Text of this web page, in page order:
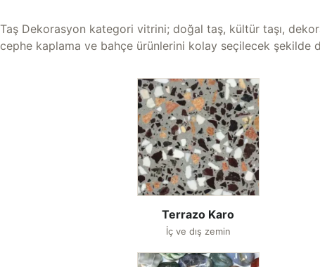
Taş Dekorasyon kategori vitrini; doğal taş, kültür taşı,
cephe kaplama ve bahçe ürünlerini kolay seçilecek şekilde
Terrazo Karo
İç ve dış zemin